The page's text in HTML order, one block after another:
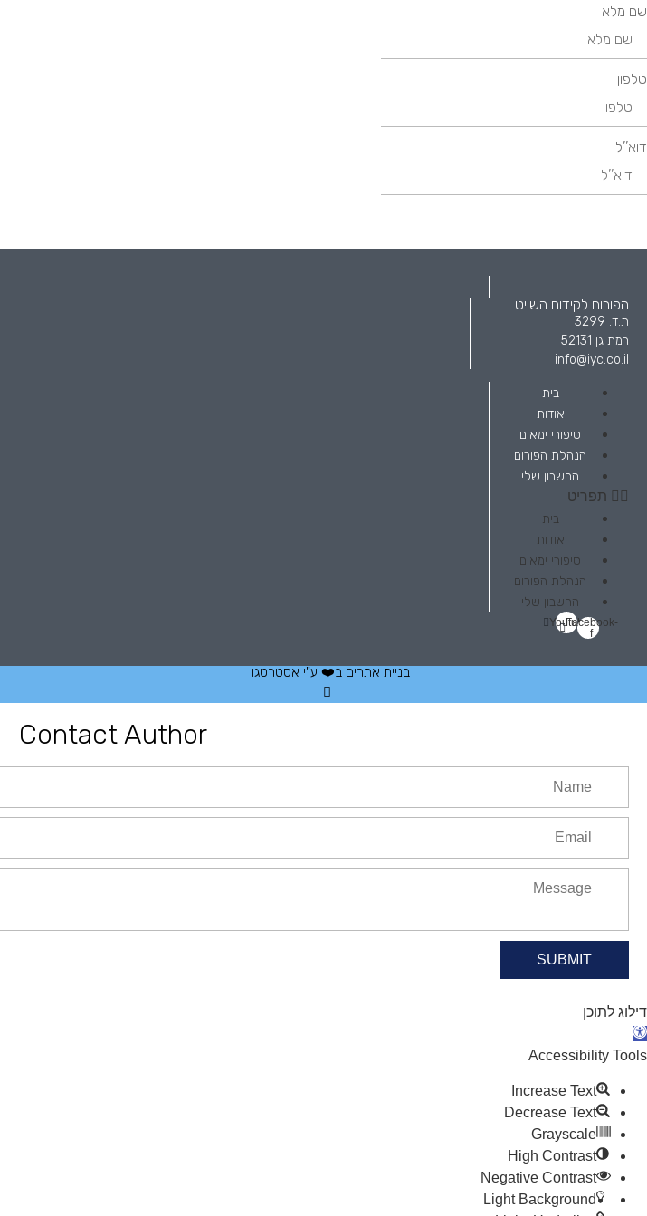
שם מלא
טלפון
דוא’’ל
הפורום לקידום השייט
ת.ד. 3299
רמת גן 52131
info@iyc.co.il
בית
אודות
סיפורי ימאים
הנהלת הפורום
החשבון שלי
תפריט
בית
אודות
סיפורי ימאים
הנהלת הפורום
החשבון שלי
Facebook-
f
Youtube
בניית אתרים ב❤️ ע"י אסטרטגו
Contact Author
SUBMIT
דילוג לתוכן
פתח סרגל נגישות
Accessibility Tools
Increase Text
Decrease Text
Grayscale
High Contrast
Negative Contrast
Light Background